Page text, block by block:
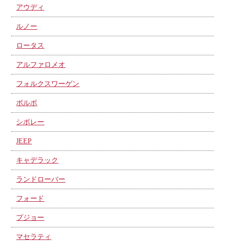
アウディ
ルノー
ロータス
アルファロメオ
フォルクスワーゲン
ボルボ
シボレー
JEEP
キャデラック
ランドローバー
フォード
プジョー
マセラティ